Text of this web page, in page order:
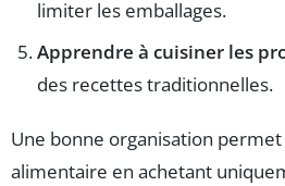
limiter les emballages.
Apprendre à cuisiner les
des recettes traditionnelles.
Une bonne organisation
alimentaire en achetant